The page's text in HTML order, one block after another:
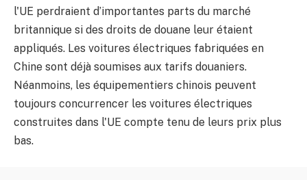
l'UE perdraient d’importantes parts du marché
britannique si des droits de douane leur étaient
appliqués. Les voitures électriques fabriquées en
Chine sont déjà soumises aux tarifs douaniers.
Néanmoins, les équipementiers chinois peuvent
toujours concurrencer les voitures électriques
construites dans l'UE compte tenu de leurs prix plus
bas.